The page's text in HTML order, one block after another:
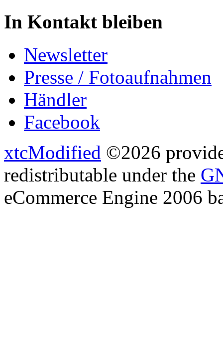
In Kontakt bleiben
Newsletter
Presse / Fotoaufnahmen
Händler
Facebook
xtcModified ©2026
redistributable under the
eCommerce Engine 2006